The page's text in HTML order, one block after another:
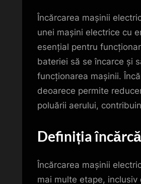
Încărcarea mașinii
unei mașini electrice cu
esențial pentru
bateriei să se încarce și
funcționarea mașinii.
deoarece permite
poluării aerului,
Definiția
Încărcarea mașinii
mai multe etape,